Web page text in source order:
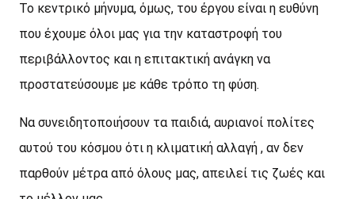
Το κεντρικό μήνυμα, όμως, του έργου είναι η ευθύνη
που έχουμε όλοι μας για την καταστροφή του
περιβάλλοντος και η επιτακτική ανάγκη να
προστατεύσουμε με κάθε τρόπο τη φύση.
Να συνειδητοποιήσουν τα παιδιά, αυριανοί πολίτες
αυτού του κόσμου ότι η κλιματική αλλαγή , αν δεν
παρθούν μέτρα από όλους μας, απειλεί τις ζωές και